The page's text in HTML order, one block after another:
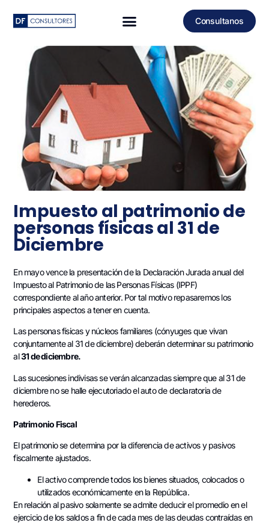
Consultanos
Impuesto al patrimonio de
personas físicas al 31 de
Diciembre
En mayo vence la presentación de la Declaración Jurada anual del
Impuesto al Patrimonio de las Personas Físicas (IPPF)
correspondiente al año anterior. Por tal motivo repasaremos los
principales aspectos a tener en cuenta.
Las personas físicas y núcleos familiares (cónyuges que vivan
conjuntamente al 31 de diciembre) deberán determinar su patrimonio
al31 de diciembre.
Las sucesiones indivisas se verán alcanzadas siempre que al 31 de
diciembre no se halle ejecutoriado el auto de declaratoria de
herederos.
Patrimonio Fiscal
El patrimonio se determina por la diferencia de activos y pasivos
fiscalmente ajustados.
El activo comprende todos los bienes situados, colocados o
utilizados económicamente en la República.
En relación al pasivo solamente se admite deducir el promedio en el
ejercicio de los saldos a fin de cada mes de las deudas contraídas en